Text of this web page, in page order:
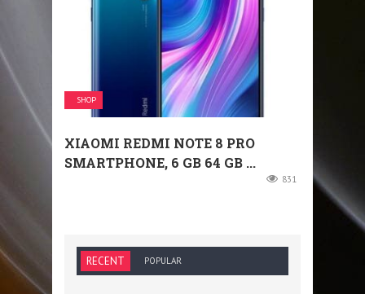
SHOP
XIAOMI REDMI NOTE 8 PRO
SMARTPHONE, 6 GB 64 GB ...
831
RECENT POPULAR